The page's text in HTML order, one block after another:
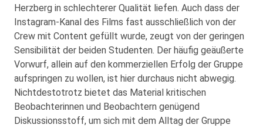
Herzberg in schlechterer Qualität liefen. Auch dass der
Instagram-Kanal des Films fast ausschließlich von der
Crew mit Content gefüllt wurde, zeugt von der geringen
Sensibilität der beiden Studenten. Der häufig geäußerte
Vorwurf, allein auf den kommerziellen Erfolg der Gruppe
aufspringen zu wollen, ist hier durchaus nicht abwegig.
Nichtdestotrotz bietet das Material kritischen
Beobachterinnen und Beobachtern genügend
Diskussionsstoff, um sich mit dem Alltag der Gruppe